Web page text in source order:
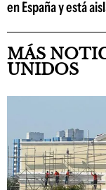
en España y está
MÁS
UNIDOS